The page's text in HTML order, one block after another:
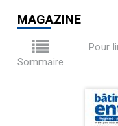
MAGAZINE
Sommaire
Pour